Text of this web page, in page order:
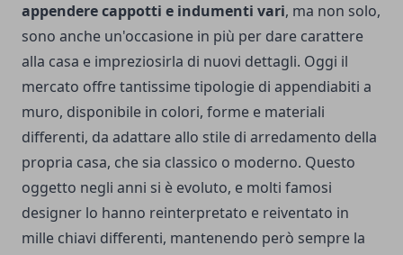
appendere cappotti e indumenti vari, ma non solo,
sono anche un'occasione in più per dare carattere
alla casa e impreziosirla di nuovi dettagli. Oggi il
mercato offre tantissime tipologie di appendiabiti a
muro, disponibile in colori, forme e materiali
differenti, da adattare allo stile di arredamento della
propria casa, che sia classico o moderno. Questo
oggetto negli anni si è evoluto, e molti famosi
designer lo hanno reinterpretato e reiventato in
mille chiavi differenti, mantenendo però sempre la